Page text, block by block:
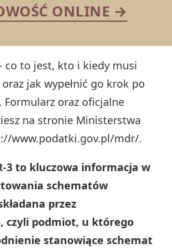
ONLINE →
co to jest, kto i kiedy musi
oraz jak wypełnić go krok po
Formularz oraz oficjalne
na stronie Ministerstwa
www.podatki.gov.pl/mdr/.
3 to kluczowa informacja w
schematów
przez
czyli podmiot, u którego
stanowiące schemat